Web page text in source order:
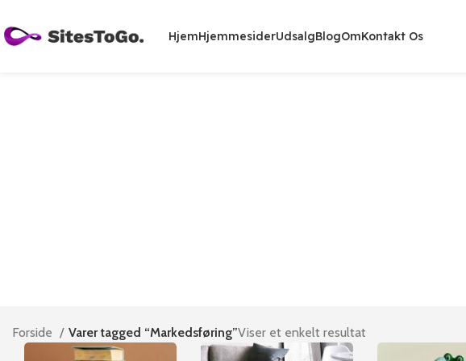
HjemHjemmesiderUdsalgBlogOmKontakt Os
Forside Varer tagged “Markedsføring”Viser et enkelt resultat